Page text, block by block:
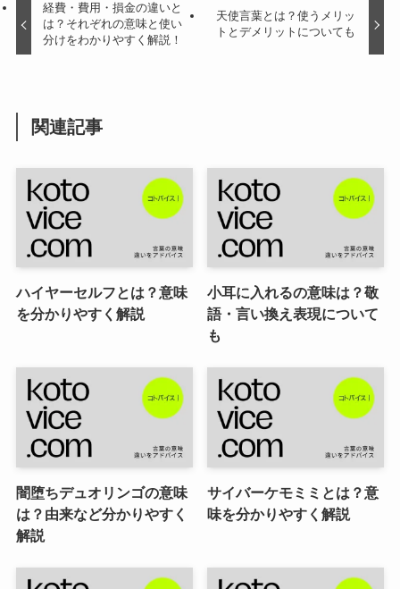
経費・費用・損金の違いと
は？それぞれの意味と使い
分けをわかりやすく解説！
天使言葉とは？使うメリッ
トとデメリットについても
関連記事
ハイヤーセルフとは？意味
を分かりやすく解説
小耳に入れるの意味は？敬
語・言い換え表現について
も
闇堕ちデュオリンゴの意味
は？由来など分かりやすく
解説
サイバーケモミミとは？意
味を分かりやすく解説